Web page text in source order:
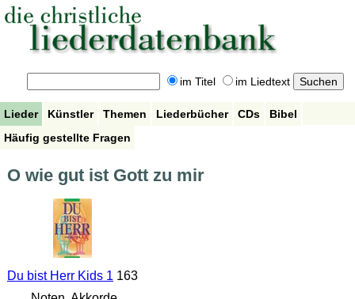
im Titel im Liedtext
Lieder Künstler Themen Liederbücher CDs
Bibel
Häufig gestellte Fragen
O wie gut ist Gott zu mir
Du bist Herr Kids 1 163